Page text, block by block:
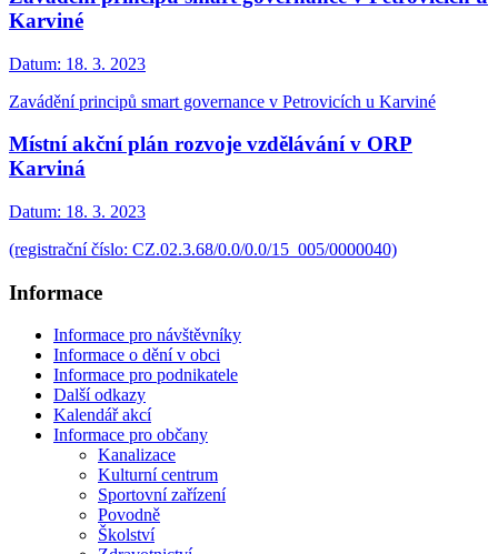
Karviné
Datum: 18. 3. 2023
Zavádění principů smart governance v Petrovicích u Karviné
Místní akční plán rozvoje vzdělávání v ORP
Karviná
Datum: 18. 3. 2023
(registrační číslo: CZ.02.3.68/0.0/0.0/15_005/0000040)
Informace
Informace pro návštěvníky
Informace o dění v obci
Informace pro podnikatele
Další odkazy
Kalendář akcí
Informace pro občany
Kanalizace
Kulturní centrum
Sportovní zařízení
Povodně
Školství